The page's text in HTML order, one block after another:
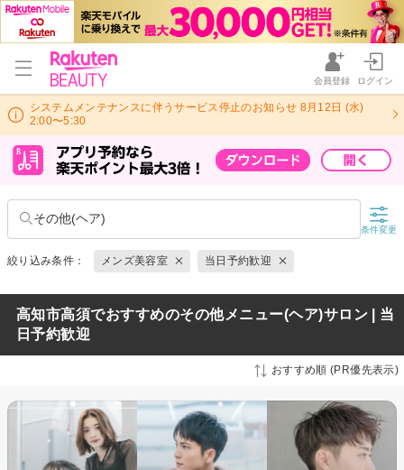
会員登録 ログイン
システムメンテナンスに伴うサービス停止のお知らせ 8月12日 (水)
2:00〜5:30
その他(ヘア)
条件変更
絞り込み条件： メンズ美容室 当日予約歓迎
高知市高須でおすすめのその他メニュー(ヘア)サロン | 当
日予約歓迎
おすすめ順 (PR優先表示)